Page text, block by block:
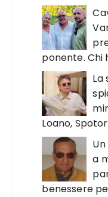
ponente. Chi
La
Loano,
a
benessere